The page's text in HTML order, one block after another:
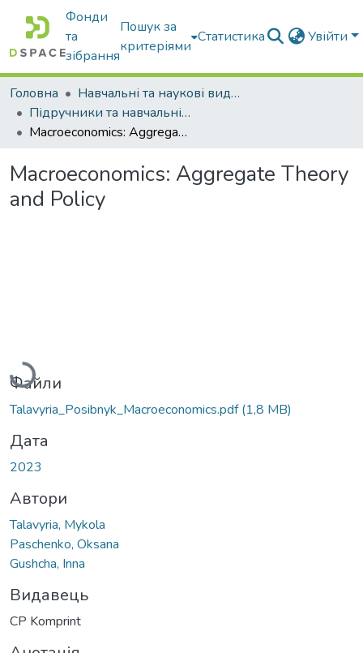
Фонди
та
зібрання
Пошук за
критеріями
Статистика Увійти
Головна
Навчальні та наукові видання
Підручники та навчальні посібники
Macroeconomics: Aggregate Theory and Policy
Macroeconomics: Aggregate Theory
and Policy
Вантажиться...
Файли
Talavyria_Posibnyk_Macroeconomics.pdf(1,8 MB)
Дата
2023
Автори
Talavyria, Mykola
Paschenko, Oksana
Gushcha, Inna
Видавець
CP Komprint